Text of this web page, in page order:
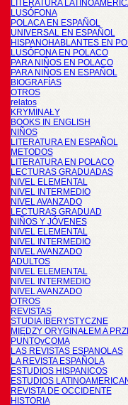
LITERATURA
LUSÓFONA
POLACA EN ESPAÑOL
UNIVERSAL EN ESPAÑOL
HISPANOHABLANTES EN
LUSÓFONA EN POLACO
PARA NIÑOS EN POLACO
PARA NIÑOS EN ESPAÑOL
BIOGRAFÍAS
OTROS
relatos
KRYMINAŁY
BOOKS IN ENGLISH
NIÑOS
LITERATURA EN ESPAÑOL
METODOS
LITERATURA EN POLACO
LECTURAS GRADUADAS
NIVEL ELEMENTAL
NIVEL INTERMEDIO
NIVEL AVANZADO
LECTURAS GRADUAD
NIÑOS Y JÓVENES
NIVEL ELEMENTAL
NIVEL INTERMEDIO
NIVEL AVANZADO
ADULTOS
NIVEL ELEMENTAL
NIVEL INTERMEDIO
NIVEL AVANZADO
OTROS
REVISTAS
STUDIA IBERYSTYCZNE
MIĘDZY ORYGINAŁEM A
PUNTOyCOMA
LAS REVISTAS ESPANOLAS
LA REVISTA ESPAÑOLA
ESTUDIOS HISPANICOS
ESTUDIOS
REVISTA DE OCCIDENTE
HISTORIA